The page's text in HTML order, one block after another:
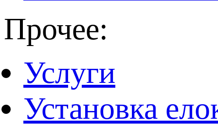
Прочее:
Услуги
Установка